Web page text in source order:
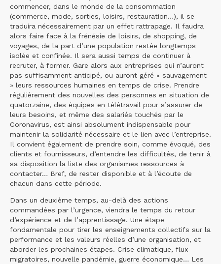
commencer, dans le monde de la consommation
(commerce, mode, sorties, loisirs, restauration…), il se
traduira nécessairement par un effet rattrapage. Il faudra
alors faire face à la frénésie de loisirs, de shopping, de
voyages, de la part d’une population restée longtemps
isolée et confinée. Il sera aussi temps de continuer à
recruter, à former. Gare alors aux entreprises qui n’auront
pas suffisamment anticipé, ou auront géré « sauvagement
» leurs ressources humaines en temps de crise. Prendre
régulièrement des nouvelles des personnes en situation de
quatorzaine, des équipes en télétravail pour s’assurer de
leurs besoins, et même des salariés touchés par le
Coronavirus, est ainsi absolument indispensable pour
maintenir la solidarité nécessaire et le lien avec l’entreprise.
Il convient également de prendre soin, comme évoqué, des
clients et fournisseurs, d’entendre les difficultés, de tenir à
sa disposition la liste des organismes ressources à
contacter… Bref, de rester disponible et à l’écoute de
chacun dans cette période.
Dans un deuxième temps, au-delà des actions
commandées par l’urgence, viendra le temps du retour
d’expérience et de l’apprentissage. Une étape
fondamentale pour tirer les enseignements collectifs sur la
performance et les valeurs réelles d’une organisation, et
aborder les prochaines étapes. Crise climatique, flux
migratoires, nouvelle pandémie, guerre économique… Les